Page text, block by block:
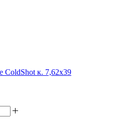
ColdShot к. 7,62х39